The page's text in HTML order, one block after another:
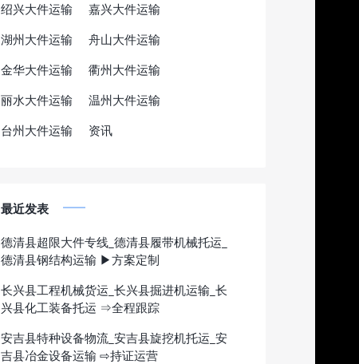
绍兴大件运输
嘉兴大件运输
湖州大件运输
舟山大件运输
金华大件运输
衢州大件运输
丽水大件运输
温州大件运输
台州大件运输
资讯
最近发表
德清县超限大件专线_德清县履带机械托运_
德清县钢结构运输 ▶方案定制
长兴县工程机械货运_长兴县掘进机运输_长
兴县化工装备托运 ⇒全程跟踪
安吉县特种设备物流_安吉县旋挖机托运_安
吉县冶金设备运输 ⇨持证运营